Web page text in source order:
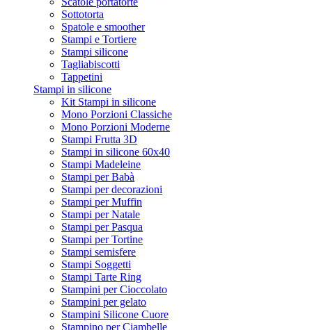
Sottotorta
Spatole e smoother
Stampi e Tortiere
Stampi silicone
Tagliabiscotti
Tappetini
Stampi in silicone
Kit Stampi in silicone
Mono Porzioni Classiche
Mono Porzioni Moderne
Stampi Frutta 3D
Stampi in silicone 60x40
Stampi Madeleine
Stampi per Babà
Stampi per decorazioni
Stampi per Muffin
Stampi per Natale
Stampi per Pasqua
Stampi per Tortine
Stampi semisfere
Stampi Soggetti
Stampi Tarte Ring
Stampini per Cioccolato
Stampini per gelato
Stampini Silicone Cuore
Stampino per Ciambelle